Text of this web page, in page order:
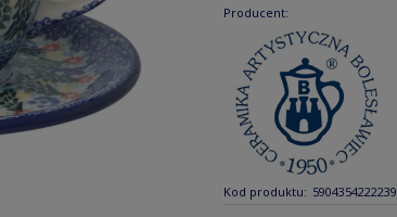
Producent:
Kod produktu: 5904354222239